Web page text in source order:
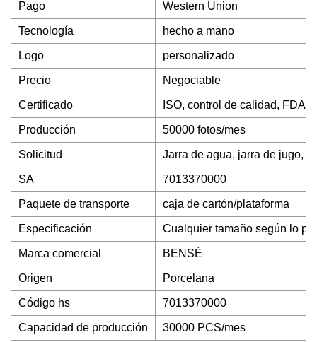
Pago Western Union
Tecnología hecho a mano
Logo personalizado
Precio Negociable
Certificado ISO, control de calidad, FDA
Producción 50000 fotos/mes
Solicitud Jarra de agua, jarra de jugo,
SA 7013370000
Paquete de transporte caja de cartón/plataforma
Especificación Cualquier tamaño según lo
Marca comercial BENSÉ
Origen Porcelana
Código hs 7013370000
Capacidad de producción 30000 PCS/mes